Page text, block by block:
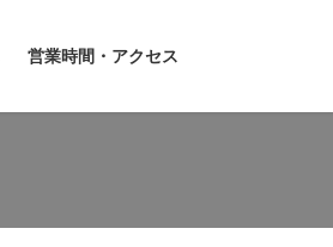
営業時間・アクセス